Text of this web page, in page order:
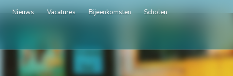
Nieuws Vacatures Bijeenkomsten Scholen